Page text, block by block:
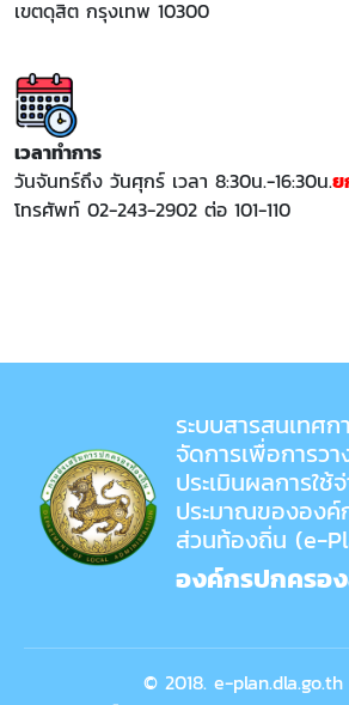
เขตดุสิต กรุงเทพ 10300
เวลาทำการ
วันจันทร์ถึง วันศุกร์ เวลา 8:30น.-16:30น.ย
โทรศัพท์ 02-243-2902 ต่อ 101-110
ระบบสารสนเทศก
จัดการเพื่อการว
ประเมินผลการใช้
ประมาณขององ
ส่วนท้องถิ่น (e-
องค์กรปกครอ
© 2018. e-